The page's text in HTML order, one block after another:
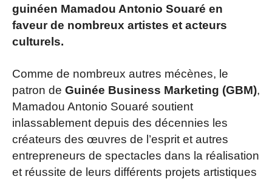
guinéen Mamadou Antonio Souaré en
faveur de nombreux artistes et acteurs
culturels.
Comme de nombreux autres mécènes, le
patron de Guinée Business Marketing (GBM),
Mamadou Antonio Souaré soutient
inlassablement depuis des décennies les
créateurs des œuvres de l’esprit et autres
entrepreneurs de spectacles dans la réalisation
et réussite de leurs différents projets artistiques